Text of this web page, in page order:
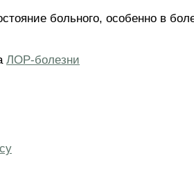
больного, особенно в
ЛОР-болезни